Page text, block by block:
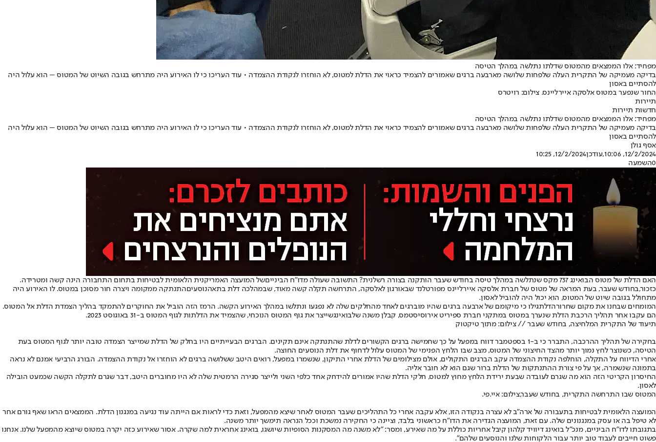
מפחיד: אלו הממצאים מהמטוס שדלתו נתלשה במהלך הטיסה
בדיקה מעמיקה של התקרית העלה שלפחות שלושה מארבעה ברגים שאמורים להצמיד כראוי את הדלת למטוס, לא הוחזרו לנקודת ההצמדה • עוד העריכו כי לו האירוע היה מתרחש בגובה השיוט של המטוס – הוא עלול היה
להסתיים באסון
החור שנפער במטוס אלסקה איירליינס. צילום: רויטרס
תיירות
חדשות תיירות
מפחיד: אלו הממצאים מהמטוס שדלתו נתלשה במהלך הטיסה
בדיקה מעמיקה של התקרית העלה שלפחות שלושה מארבעה ברגים שאמורים להצמיד כראוי את הדלת למטוס, לא הוחזרו לנקודת ההצמדה • עוד העריכו כי לו האירוע היה מתרחש בגובה השיוט של המטוס – הוא עלול היה
להסתיים באסון
אסף גולן
12/2/2024, 10:06
,עודכן12/2/2024, 10:25
0השמעה
האם הדלת של מטוס הבואינג 737 מקס שנתלשה במהלך טיסה בחודש שעבר הותקנה בצורה רשלנית? התשובה שעולה מ דו"ח הבינייםשל המועצה האמריקנית הלאומית לבטיחות בתחום התחבורה הינה קשה ומטרידה.
כזכור,בחודש שעבר, בעת המראה של מטוס של חברת אלסקה איירליינס מפורטלנד שבאורגון לאלסקה, התרחשה תקלה קשה מאוד, שבמהלכה דלת בתאהנוסעיםהתנתקה ממקומה ויצרה חור מסוכן במטוס. לו האירוע היה
מתחולל בגובה שיוט של המטוס, הוא יכול היה להוביל לאסון.
המומחים שבחנו את מקום שחרורהדלתגילו כי מיקומם של ארבעה ברגים שהיו מוברגים לאחד מהחלקים שלה לא נפגעו ונתלשו במהלך האירוע הקשה. הרמז הזה הוביל את החוקרים להתמקד בהליך הצמדת הדלת אל המטוס.
הם עקבו אחר תהליך הרכבת הדלת שנערך במטוס במתקני חברת ספיריט אירוסיסטמס, קבלן משנה שלבואינגשייצר את גוף המטוס הנוכחי, שהצמיד את הדלתות לגוף המטוס ב-31 באוגוסט 2023.
תיעוד של התקרית המלחיצה, בחודש שעבר // צילום: מתוך טיקטוק
בחקירה של תהליך ההרכבה, התברר כי ב-1 בספטמבר דווח במפעל על כך שחמישה ברגים הקשורים לדלת שהתנתקה אינם תקינים. הברגים הבעייתיים היו בחלק של הדלת שמייצר הצמדה טובה יותר לגוף המטוס בעת
הטיסה, כשנוצר לחץ נמוך יותר מהצד החיצוני של המטוס, מצב שבו הלחץ הפנימי של המטוס עלול לדחוף את דלת הנוסעים החוצה.
אחרי הדיווח על התקלה, הוחלפה נקודת ההצמדה עקב הברגים התקולים, אולם מצילומים של הדלת אחרי התיקון, שנשמרו במפעל, רואים היטב ששלושה ברגים לא הוחזרו אל נקודת ההצמדה. הבורג הרביעי אמנם לא נראה
בתמונה שנשמרה, אך על פי צורת ההתנתקות של הדלת ברור שגם הוא לא חובר אליה.
החיסרון הקריטי הזה הוא מה שגרם לעובדה שבעת ירידת הלחץ מחוץ למטוס, חלקי הדלת שהיו אמורים להידחק אחד כלפי השני ולייצר סגירה הרמטית שלה לא היו מחוברים היטב, דבר שגרם לתקלה הקשה שכמעט הובילה
לאסון.
המטוס שבו התרחשה התקרית, בחודש שעבר,צילום: איי.פי.
המועצה הלאומית לבטיחות בתעבורה של ארה"ב לא עצרה בנקודה הזו, אלא עקבה אחרי כל התהליכים שעבר המטוס לאחר שיצא מהמפעל, וזאת כדי לראות אם הייתה עוד נגיעה במנגנון הדלת. הממצאים הראו שאף גורם אחר
לא טיפל בה או עסק במנגנונים שלה. עם זאת, המועצה הגדירה את הדו"ח כראשוני בלבד, וציינה כי החקירה נמשכת וככל הנראה תימשך יותר משנה.
בתגובתו לדו"ח הביניים, מנכ"ל בואינג דיוויד קלהון קיבל אחריות כוללת על מה שאירע, ומסר: "לא משנה מה המסקנות הסופיות שיושגו, בואינג אחראית למה שקרה. אסור שאירוע כזה יקרה במטוס שיוצא מהמפעל שלנו. אנחנו
פשוט חייבים לעבוד טוב יותר עבור הלקוחות שלנו והנוסעים שלהם".